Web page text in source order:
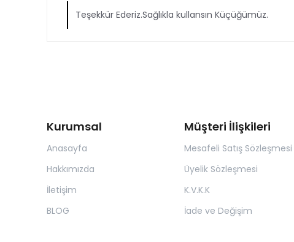
Teşekkür Ederiz.Sağlıkla kullansın Küçüğümüz.
Kurumsal
Anasayfa
Hakkımızda
İletişim
BLOG
Müşteri İlişkileri
Mesafeli Satış Sözleşmesi
Üyelik Sözleşmesi
K.V.K.K
İade ve Değişim